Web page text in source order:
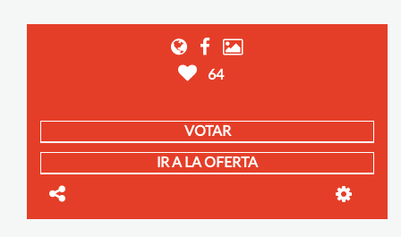
64
VOTAR
IR A LA OFERTA